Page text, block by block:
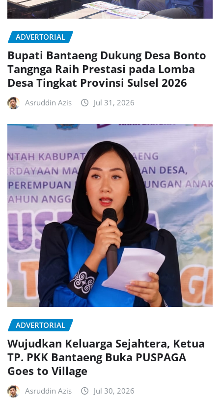
ADVERTORIAL
Bupati Bantaeng Dukung Desa Bonto
Tangnga Raih Prestasi pada Lomba
Desa Tingkat Provinsi Sulsel 2026
Asruddin Azis Jul 31, 2026
ADVERTORIAL
Wujudkan Keluarga Sejahtera, Ketua
TP. PKK Bantaeng Buka PUSPAGA
Goes to Village
Asruddin Azis Jul 30, 2026